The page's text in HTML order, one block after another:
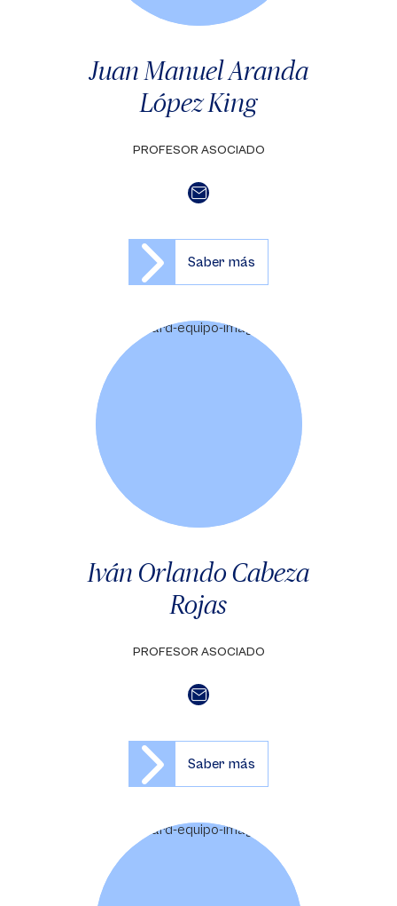
Juan Manuel Aranda
López King
PROFESOR ASOCIADO
Saber más
Iván Orlando Cabeza
Rojas
PROFESOR ASOCIADO
Saber más